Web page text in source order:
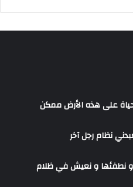
على هذه الأرض ممكن
نظام رجل آخر
أو نطفئها و نعيش في ظلام